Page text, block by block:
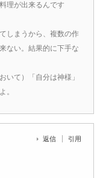
理が出来るんです
しまうから、複数の作
ない。結果的に下手な
いて）「自分は神様」
。
返信 引用